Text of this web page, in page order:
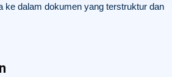
ke dalam dokumen yang terstruktur dan